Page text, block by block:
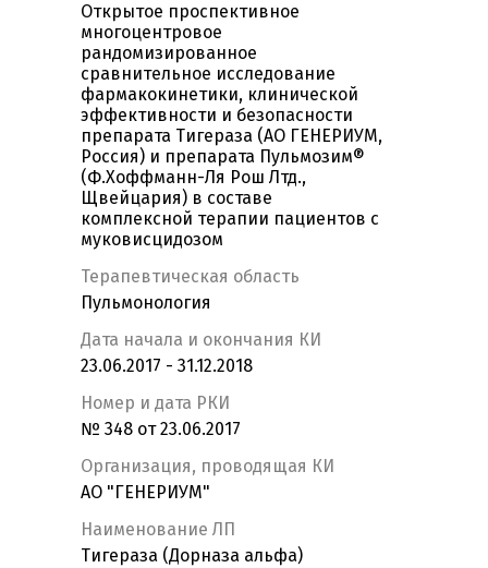
Открытое проспективное
многоцентровое
рандомизированное
сравнительное исследование
фармакокинетики, клинической
эффективности и безопасности
препарата Тигераза (АО ГЕНЕРИУМ,
Россия) и препарата Пульмозим®
(Ф.Хоффманн-Ля Рош Лтд.,
Щвейцария) в составе
комплексной терапии пациентов с
муковисцидозом
Терапевтическая область
Пульмонология
Дата начала и окончания КИ
23.06.2017 - 31.12.2018
Номер и дата РКИ
№ 348 от 23.06.2017
Организация, проводящая КИ
АО "ГЕНЕРИУМ"
Наименование ЛП
Тигераза (Дорназа альфа)